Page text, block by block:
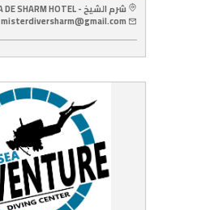
شرم الشيخ - PALMA DE SHARM HOTEL
misterdiversharm@gmail.com